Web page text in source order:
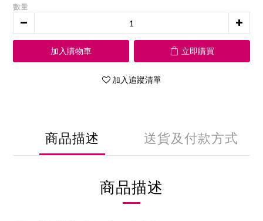
數量
加入購物車 立即購買
加入追蹤清單
商品描述 送貨及付款方式
商品描述